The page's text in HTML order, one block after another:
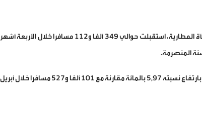
وأوضح المكتب، في حصيلته الأخيرة حول النقل الجوي التجاري، أن هذه المنشأة المطارية، استقبلت حوالي 349 ألفا و112 مسافرا خلال الأربعة أشهر
وخلال شهر أبريل وحده، استقبل مطار الناظور – العروي 107 ألفا و592 مسافرا، بارتفاع نسبته 5,97 بالمائة مقارنة مع 101 ألفا و527 مسافرا خلال أبريل